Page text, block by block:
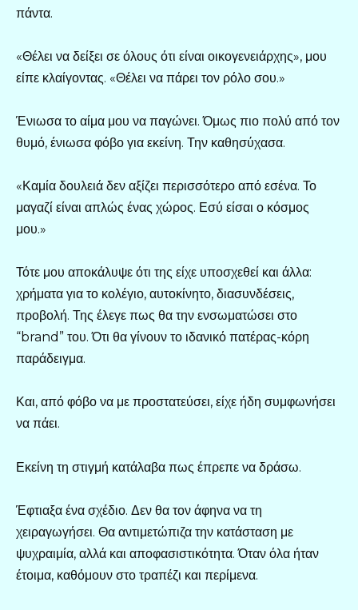
πάντα.
«Θέλει να δείξει σε όλους ότι είναι οικογενειάρχης», μου
είπε κλαίγοντας. «Θέλει να πάρει τον ρόλο σου.»
Ένιωσα το αίμα μου να παγώνει. Όμως πιο πολύ από τον
θυμό, ένιωσα φόβο για εκείνη. Την καθησύχασα.
«Καμία δουλειά δεν αξίζει περισσότερο από εσένα. Το
μαγαζί είναι απλώς ένας χώρος. Εσύ είσαι ο κόσμος
μου.»
Τότε μου αποκάλυψε ότι της είχε υποσχεθεί και άλλα:
χρήματα για το κολέγιο, αυτοκίνητο, διασυνδέσεις,
προβολή. Της έλεγε πως θα την ενσωματώσει στο
“brand” του. Ότι θα γίνουν το ιδανικό πατέρας-κόρη
παράδειγμα.
Και, από φόβο να με προστατεύσει, είχε ήδη συμφωνήσει
να πάει.
Εκείνη τη στιγμή κατάλαβα πως έπρεπε να δράσω.
Έφτιαξα ένα σχέδιο. Δεν θα τον άφηνα να τη
χειραγωγήσει. Θα αντιμετώπιζα την κατάσταση με
ψυχραιμία, αλλά και αποφασιστικότητα. Όταν όλα ήταν
έτοιμα, καθόμουν στο τραπέζι και περίμενα.